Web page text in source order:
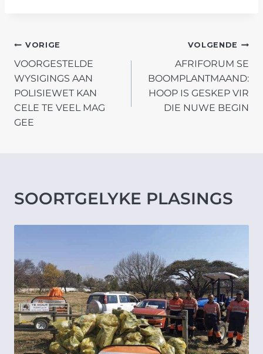
POST
NAVIGATION
VORIGE
VOORGESTELDE
WYSIGINGS AAN
POLISIEWET KAN
CELE TE VEEL MAG
GEE
VOLGENDE
AFRIFORUM SE
BOOMPLANTMAAND:
HOOP IS GESKEP VIR
DIE NUWE BEGIN
SOORTGELYKE PLASINGS